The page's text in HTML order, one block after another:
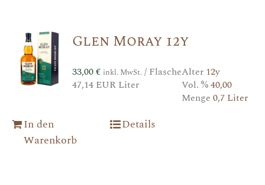
Glen Moray 12y
33,00€ inkl. MwSt./ Flasche
47,14 EUR Liter
Alter 12y
Vol. %40,00
Menge 0,7 Liter
In den
Warenkorb
Details